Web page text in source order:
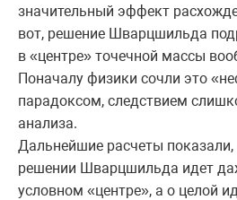
значительный эффект
вот, решение Шварцшильда
в «центре» точечной массы
Поначалу физики сочли это
парадоксом, следствием
анализа.
Дальнейшие расчеты показали,
решении Шварцшильда идет
условном «центре», а о целой